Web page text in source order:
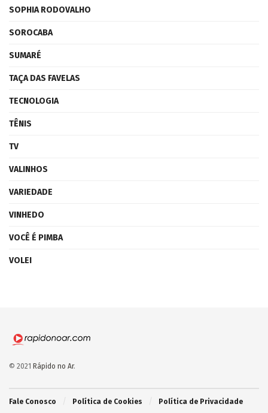
SOPHIA RODOVALHO
SOROCABA
SUMARÉ
TAÇA DAS FAVELAS
TECNOLOGIA
TÊNIS
TV
VALINHOS
VARIEDADE
VINHEDO
VOCÊ É PIMBA
VOLEI
© 2021 Rápido no Ar.
Fale Conosco Política de Cookies Política de Privacidade